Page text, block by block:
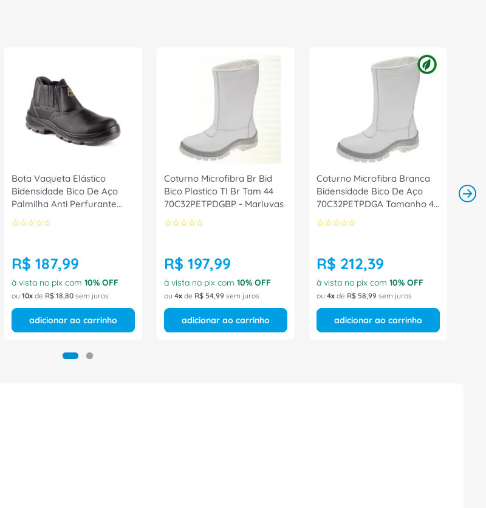
Bota Vaqueta Elástico
Bidensidade Bico De Aço
Palmilha Anti Perfurante
Preta 5218BELB1602LL
Tamanho 46 CA 30540
☆☆☆☆☆
R$ 187,99
à vista no pix com 10% OFF
ou 10 de R$ 18,80 sem juros
adicionar ao carrinho
Coturno Microfibra Br Bid
Bico Plastico Tl Br Tam 44
70C32PETPDGBP - Marluvas
☆☆☆☆☆
R$ 197,99
à vista no pix com 10% OFF
ou 4 de R$ 54,99 sem juros
adicionar ao carrinho
Coturno Microfibra Branca
Bidensidade Bico De Aço
70C32PETPDGA Tamanho 44
CA 31802 Marluvas
☆☆☆☆☆
R$ 212,39
à vista no pix com 10% OFF
ou 4 de R$ 58,99 sem juros
adicionar ao carrinho